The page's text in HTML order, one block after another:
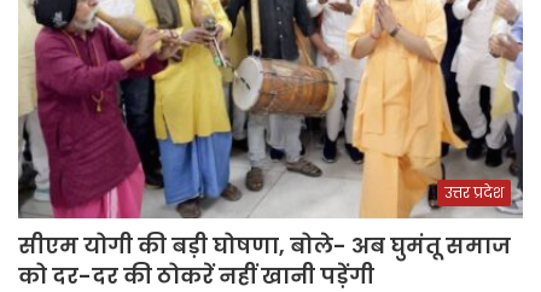
उत्तर प्रदेश
सीएम योगी की बड़ी घोषणा, बोले- अब घुमंतू समाज
को दर-दर की ठोकरें नहीं खानी पड़ेंगी